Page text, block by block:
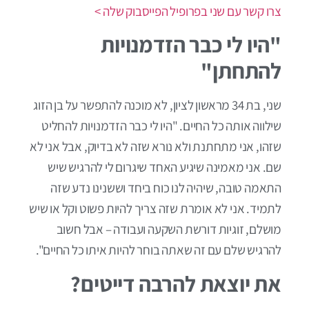
צרו קשר עם שני בפרופיל הפייסבוק שלה >
"היו לי כבר הזדמנויות
להתחתן"
שני, בת 34 מראשון לציון, לא מוכנה להתפשר על בן הזוג
שילווה אותה כל החיים. "היו לי כבר הזדמנויות להחליט
שזהו, אני מתחתנת ולא נורא שזה לא בדיוק, אבל אני לא
שם. אני מאמינה שיגיע האחד שיגרום לי להרגיש שיש
התאמה טובה, שיהיה לנו כוח ביחד וששנינו נדע שזה
לתמיד. אני לא אומרת שזה צריך להיות פשוט וקל או שיש
מושלם, זוגיות דורשת השקעה ועבודה – אבל חשוב
להרגיש שלם עם זה שאתה בוחר להיות איתו כל החיים".
את יוצאת להרבה דייטים?